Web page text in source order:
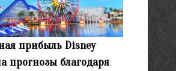
прибыль Disney
прогнозы благодаря